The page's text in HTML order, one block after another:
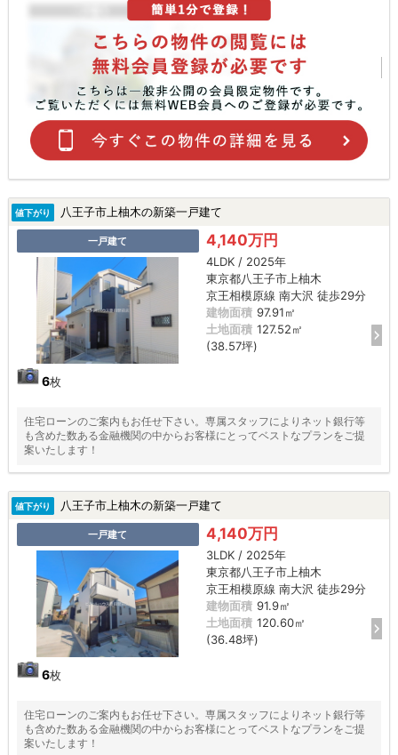
値下がり 八王子市上柚木の新築一戸建て
一戸建て
6枚
4,140万円
4LDK / 2025年
東京都八王子市上柚木
京王相模原線 南大沢 徒歩29分
建物面積 97.91㎡
土地面積 127.52㎡
(38.57坪)
住宅ローンのご案内もお任せ下さい。専属スタッフによりネット銀行等
も含めた数ある金融機関の中からお客様にとってベストなプランをご提
案いたします！
値下がり 八王子市上柚木の新築一戸建て
一戸建て
6枚
4,140万円
3LDK / 2025年
東京都八王子市上柚木
京王相模原線 南大沢 徒歩29分
建物面積 91.9㎡
土地面積 120.60㎡
(36.48坪)
住宅ローンのご案内もお任せ下さい。専属スタッフによりネット銀行等
も含めた数ある金融機関の中からお客様にとってベストなプランをご提
案いたします！